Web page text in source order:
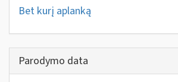
Bet kurį aplanką
Parodymo data